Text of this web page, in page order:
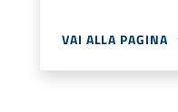
VAI ALLA PAGINA